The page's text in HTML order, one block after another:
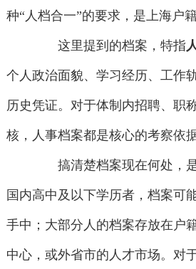
种“人档合一”的要求，是上海户
这里提到的档案，特指
个人政治面貌、学习经历、工作
历史凭证。对于体制内招聘、职
核，人事档案都是核心的考察依据
搞清楚档案现在何处，是
国内高中及以下学历者，档案可
手中；大部分人的档案存放在户
中心，或外省市的人才市场。对